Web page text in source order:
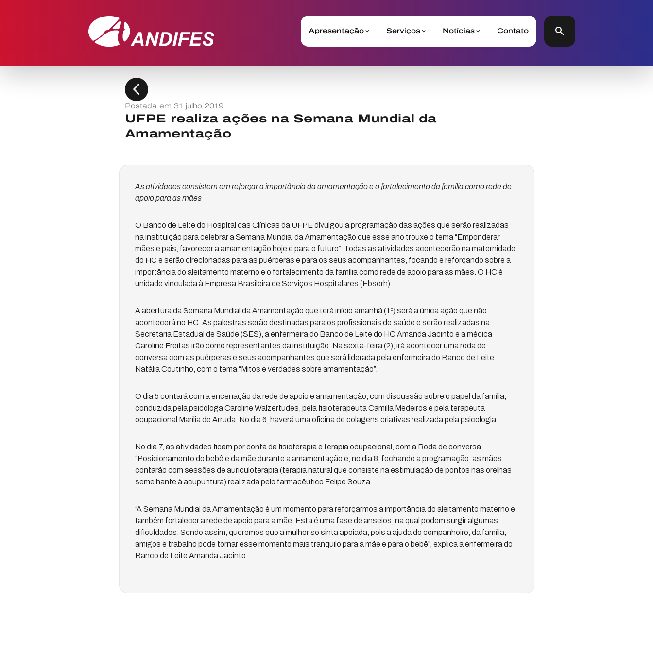
Apresentação Serviços Notícias Contato search
chevron_left
Postada em 31 julho 2019
UFPE realiza ações na Semana Mundial da
Amamentação
As atividades consistem em reforçar a importância da amamentação e o fortalecimento da família como rede de
apoio para as mães
O Banco de Leite do Hospital das Clínicas da UFPE divulgou a programação das ações que serão realizadas
na instituição para celebrar a Semana Mundial da Amamentação que esse ano trouxe o tema “Emponderar
mães e pais, favorecer a amamentação hoje e para o futuro”. Todas as atividades acontecerão na maternidade
do HC e serão direcionadas para as puérperas e para os seus acompanhantes, focando e reforçando sobre a
importância do aleitamento materno e o fortalecimento da família como rede de apoio para as mães. O HC é
unidade vinculada à Empresa Brasileira de Serviços Hospitalares (Ebserh).
A abertura da Semana Mundial da Amamentação que terá início amanhã (1º) será a única ação que não
acontecerá no HC. As palestras serão destinadas para os profissionais de saúde e serão realizadas na
Secretaria Estadual de Saúde (SES), a enfermeira do Banco de Leite do HC Amanda Jacinto e a médica
Caroline Freitas irão como representantes da instituição. Na sexta-feira (2), irá acontecer uma roda de
conversa com as puérperas e seus acompanhantes que será liderada pela enfermeira do Banco de Leite
Natália Coutinho, com o tema “Mitos e verdades sobre amamentação”.
O dia 5 contará com a encenação da rede de apoio e amamentação, com discussão sobre o papel da família,
conduzida pela psicóloga Caroline Walzertudes, pela fisioterapeuta Camilla Medeiros e pela terapeuta
ocupacional Marília de Arruda. No dia 6, haverá uma oficina de colagens criativas realizada pela psicologia.
No dia 7, as atividades ficam por conta da fisioterapia e terapia ocupacional, com a Roda de conversa
“Posicionamento do bebê e da mãe durante a amamentação e, no dia 8, fechando a programação, as mães
contarão com sessões de auriculoterapia (terapia natural que consiste na estimulação de pontos nas orelhas
semelhante à acupuntura) realizada pelo farmacêutico Felipe Souza.
“A Semana Mundial da Amamentação é um momento para reforçarmos a importância do aleitamento materno e
também fortalecer a rede de apoio para a mãe. Esta é uma fase de anseios, na qual podem surgir algumas
dificuldades. Sendo assim, queremos que a mulher se sinta apoiada, pois a ajuda do companheiro, da família,
amigos e trabalho pode tornar esse momento mais tranquilo para a mãe e para o bebê”, explica a enfermeira do
Banco de Leite Amanda Jacinto.